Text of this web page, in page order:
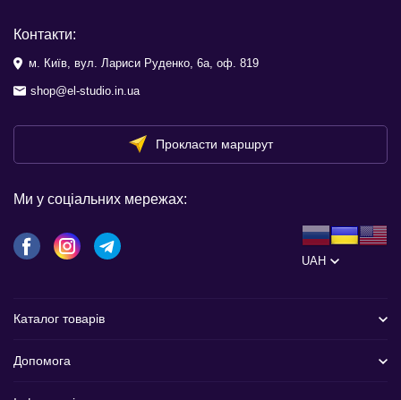
Контакти:
м. Київ, вул. Лариси Руденко, 6а, оф. 819
shop@el-studio.in.ua
Прокласти маршрут
Ми у соціальних мережах:
UAH
Каталог товарів
Допомога